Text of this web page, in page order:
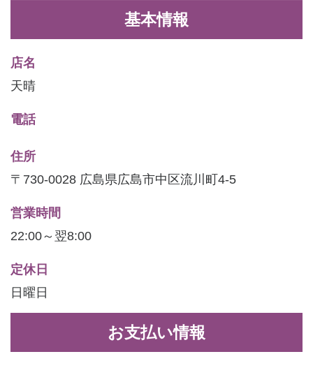
基本情報
店名
天晴
電話
住所
〒730-0028 広島県広島市中区流川町4-5
営業時間
22:00～翌8:00
定休日
日曜日
お支払い情報